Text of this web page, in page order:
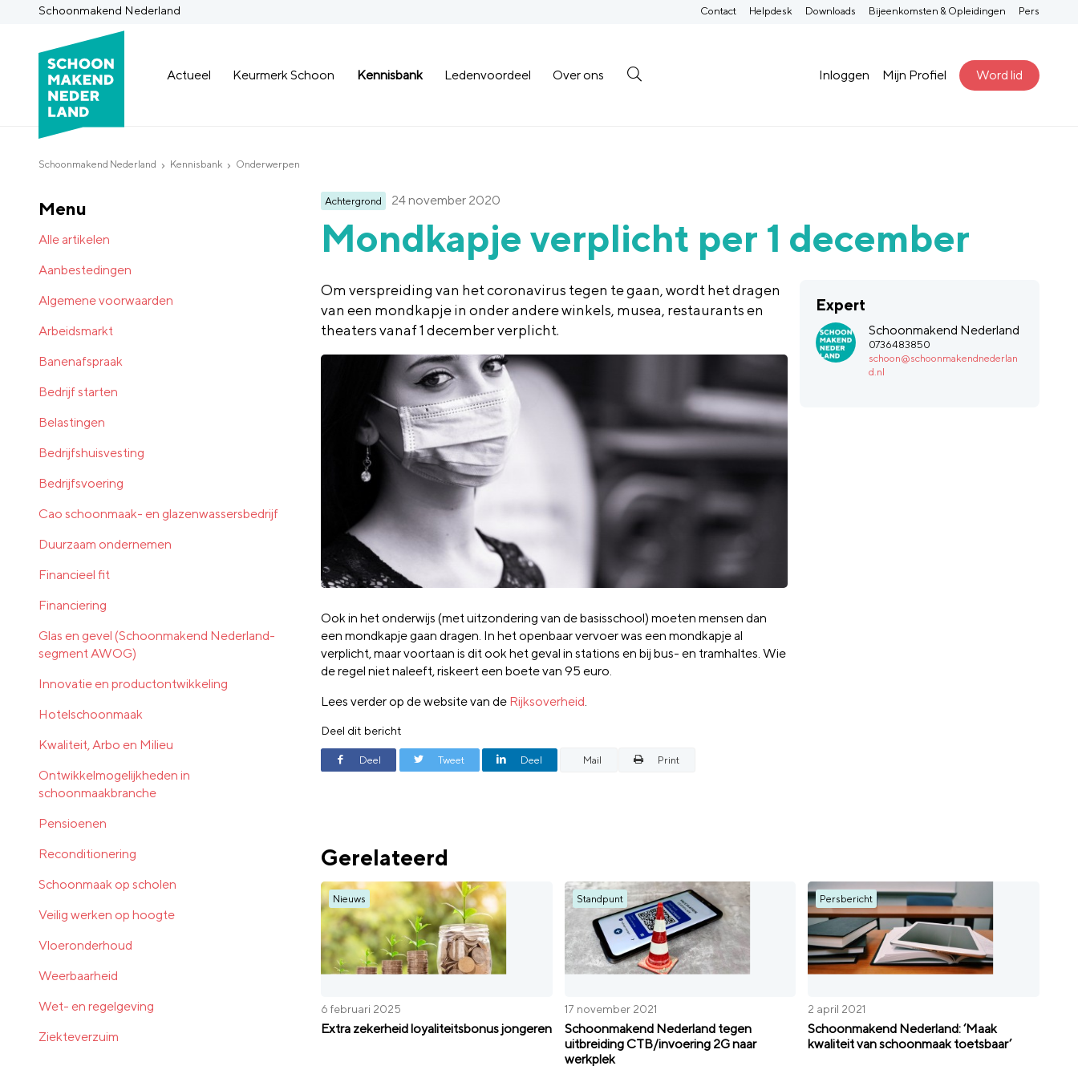
Schoonmakend Nederland
Actueel Keurmerk Schoon Kennisbank Ledenvoordeel Over ons Inloggen Mijn Profiel Word lid
Contact Helpdesk Downloads Bijeenkomsten & Opleidingen Pers
Schoonmakend Nederland Kennisbank Onderwerpen
Achtergrond 24 november 2020
Mondkapje verplicht per 1 december
Om verspreiding van het coronavirus tegen te gaan, wordt het dragen
van een mondkapje in onder andere winkels, musea, restaurants en
theaters vanaf 1 december verplicht.
Expert
Schoonmakend Nederland
0736483850
schoon@schoonmakendnederlan
d.nl
Ook in het onderwijs (met uitzondering van de basisschool) moeten mensen dan
een mondkapje gaan dragen. In het openbaar vervoer was een mondkapje al
verplicht, maar voortaan is dit ook het geval in stations en bij bus- en tramhaltes. Wie
de regel niet naleeft, riskeert een boete van 95 euro.
Lees verder op de website van de Rijksoverheid.
Deel dit bericht
Deel Tweet Deel Mail Print
Gerelateerd
Nieuws
6 februari 2025
Extra zekerheid loyaliteitsbonus jongeren
Standpunt
17 november 2021
Schoonmakend Nederland tegen
uitbreiding CTB/invoering 2G naar
werkplek
Persbericht
2 april 2021
Schoonmakend Nederland: ‘Maak
kwaliteit van schoonmaak toetsbaar’
Menu
Alle artikelen
Aanbestedingen
Algemene voorwaarden
Arbeidsmarkt
Banenafspraak
Bedrijf starten
Belastingen
Bedrijfshuisvesting
Bedrijfsvoering
Cao schoonmaak- en glazenwassersbedrijf
Duurzaam ondernemen
Financieel fit
Financiering
Glas en gevel (Schoonmakend Nederland-
segment AWOG)
Innovatie en productontwikkeling
Hotelschoonmaak
Kwaliteit, Arbo en Milieu
Ontwikkelmogelijkheden in
schoonmaakbranche
Pensioenen
Reconditionering
Schoonmaak op scholen
Veilig werken op hoogte
Vloeronderhoud
Weerbaarheid
Wet- en regelgeving
Ziekteverzuim